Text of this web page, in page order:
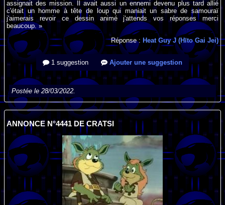
assignait des mission. Il avait aussi un ennemi devenu plus tard allié
c'était un homme à tête de loup qui maniait un sabre de samouraï
j'aimerais revoir ce dessin animé j'attends vos réponses merci
beaucoup. »
Réponse : Heat Guy J (Hīto Gai Jei)
1 suggestion Ajouter une suggestion
Postée le 28/03/2022.
ANNONCE N°4441 DE CRATSI